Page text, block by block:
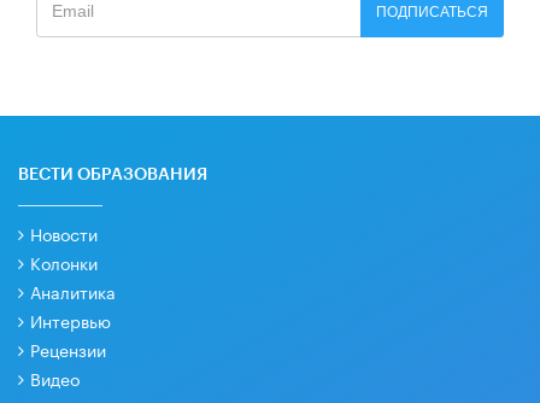
ПОДПИСАТЬСЯ
ВЕСТИ ОБРАЗОВАНИЯ
Новости
Колонки
Аналитика
Интервью
Рецензии
Видео